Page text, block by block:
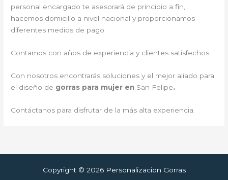
personal encargado te asesorará de principio a fin,
hacemos domicilio a nivel nacional y proporcionamos
diferentes medios de pago.
Contamos con años de experiencia y clientes satisfechos.
Con nosotros encontrarás soluciones y el mejor aliado para
el diseño de gorras para mujer en San Felipe.
Contáctanos para disfrutar de la más alta experiencia.
Copyright © 2026 Personalizacion Gorras